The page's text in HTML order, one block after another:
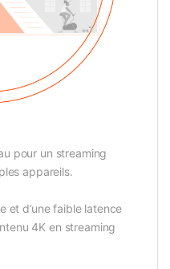
pour un streaming
appareils.
et d’une faible latence
4K en streaming